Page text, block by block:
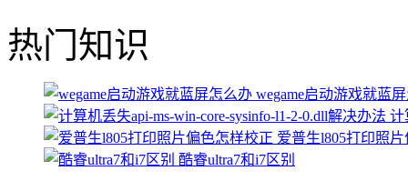
热门知识
wegame启动游戏就蓝
计
爱普生l805打印照
酷睿ultra7和i7区别